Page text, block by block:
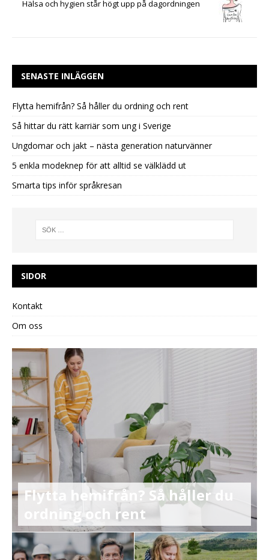
Hälsa och hygien står högt upp på dagordningen
SENASTE INLÄGGEN
Flytta hemifrån? Så håller du ordning och rent
Så hittar du rätt karriär som ung i Sverige
Ungdomar och jakt – nästa generation naturvänner
5 enkla modeknep för att alltid se välklädd ut
Smarta tips inför språkresan
SIDOR
Kontakt
Om oss
Flytta hemifrån? Så håller du
ordning och rent